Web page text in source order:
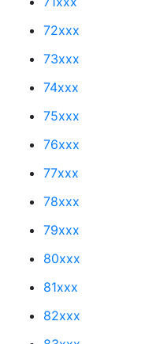
72xxx
73xxx
74xxx
75xxx
76xxx
77xxx
78xxx
79xxx
80xxx
81xxx
82xxx